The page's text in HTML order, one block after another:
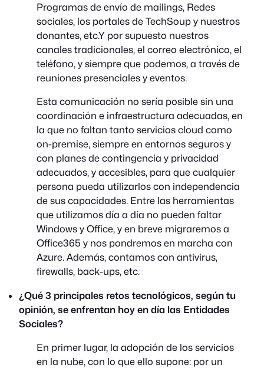
Programas de envío de mailings, Redes
sociales, los portales de TechSoup y nuestros
donantes, etc.Y por supuesto nuestros
canales tradicionales, el correo electrónico, el
teléfono, y siempre que podemos, a través de
reuniones presenciales y eventos.
Esta comunicación no sería posible sin una
coordinación e infraestructura adecuadas, en
la que no faltan tanto servicios cloud como
on-premise, siempre en entornos seguros y
con planes de contingencia y privacidad
adecuados, y accesibles, para que cualquier
persona pueda utilizarlos con independencia
de sus capacidades. Entre las herramientas
que utilizamos día a día no pueden faltar
Windows y Office, y en breve migraremos a
Office365 y nos pondremos en marcha con
Azure. Además, contamos con antivirus,
firewalls, back-ups, etc.
¿Qué 3 principales retos tecnológicos, según tu
opinión, se enfrentan hoy en día las Entidades
Sociales?
En primer lugar, la adopción de los servicios
en la nube, con lo que ello supone: por un